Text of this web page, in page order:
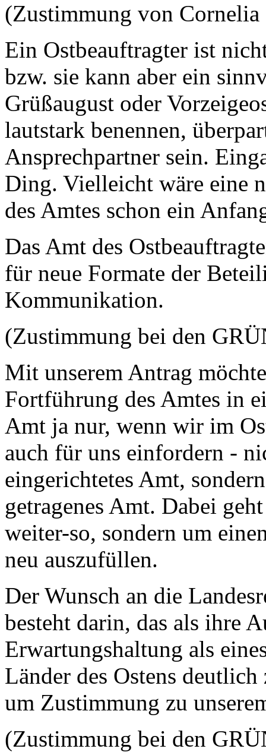
(Zustimmung von
Ein Ostbeauftragter ist
bzw. sie kann aber ein
Grüßaugust oder
lautstark benennen,
Ansprechpartner sein.
Ding. Vielleicht wäre eine
des Amtes schon ein
Das Amt des
für neue Formate der
Kommunikation.
(Zustimmung bei den
Mit unserem Antrag
Fortführung des Amtes in
Amt ja nur, wenn wir im
auch für uns einfordern -
eingerichtetes Amt,
getragenes Amt. Dabei
weiter-so, sondern um
neu auszufüllen.
Der Wunsch an die
besteht darin, das als ihre
Erwartungshaltung als
Länder des Ostens
um Zustimmung zu
(Zustimmung bei den